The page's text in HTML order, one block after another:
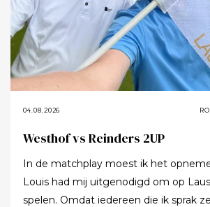
04.08.2026
Westhof vs Reinders 2UP
In de matchplay moest ik het
Louis had mij uitgenodigd om op
spelen. Omdat iedereen die ik sprak